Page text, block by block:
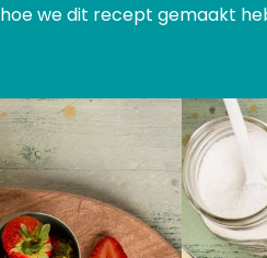
we dit recept gemaakt